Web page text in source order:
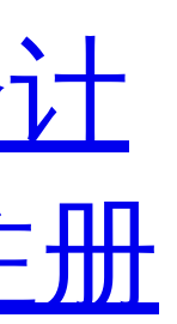
册